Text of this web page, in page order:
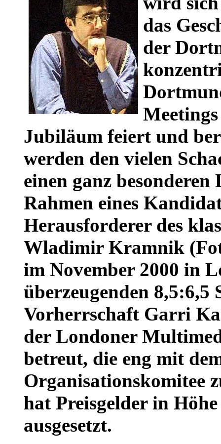
das
der
Jubiläum feiert und
werden den vielen
einen ganz
Rahmen eines
Herausforderer des
Wladimir Kramnik
im November 2000 in
überzeugenden 8,5:6,5
Vorherrschaft Garri
der Londoner
betreut, die eng mit
Organisationskomitee
hat Preisgelder in
ausgesetzt.